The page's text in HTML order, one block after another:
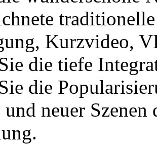
Kurzvideo,
die tiefe
die
neuer Szenen